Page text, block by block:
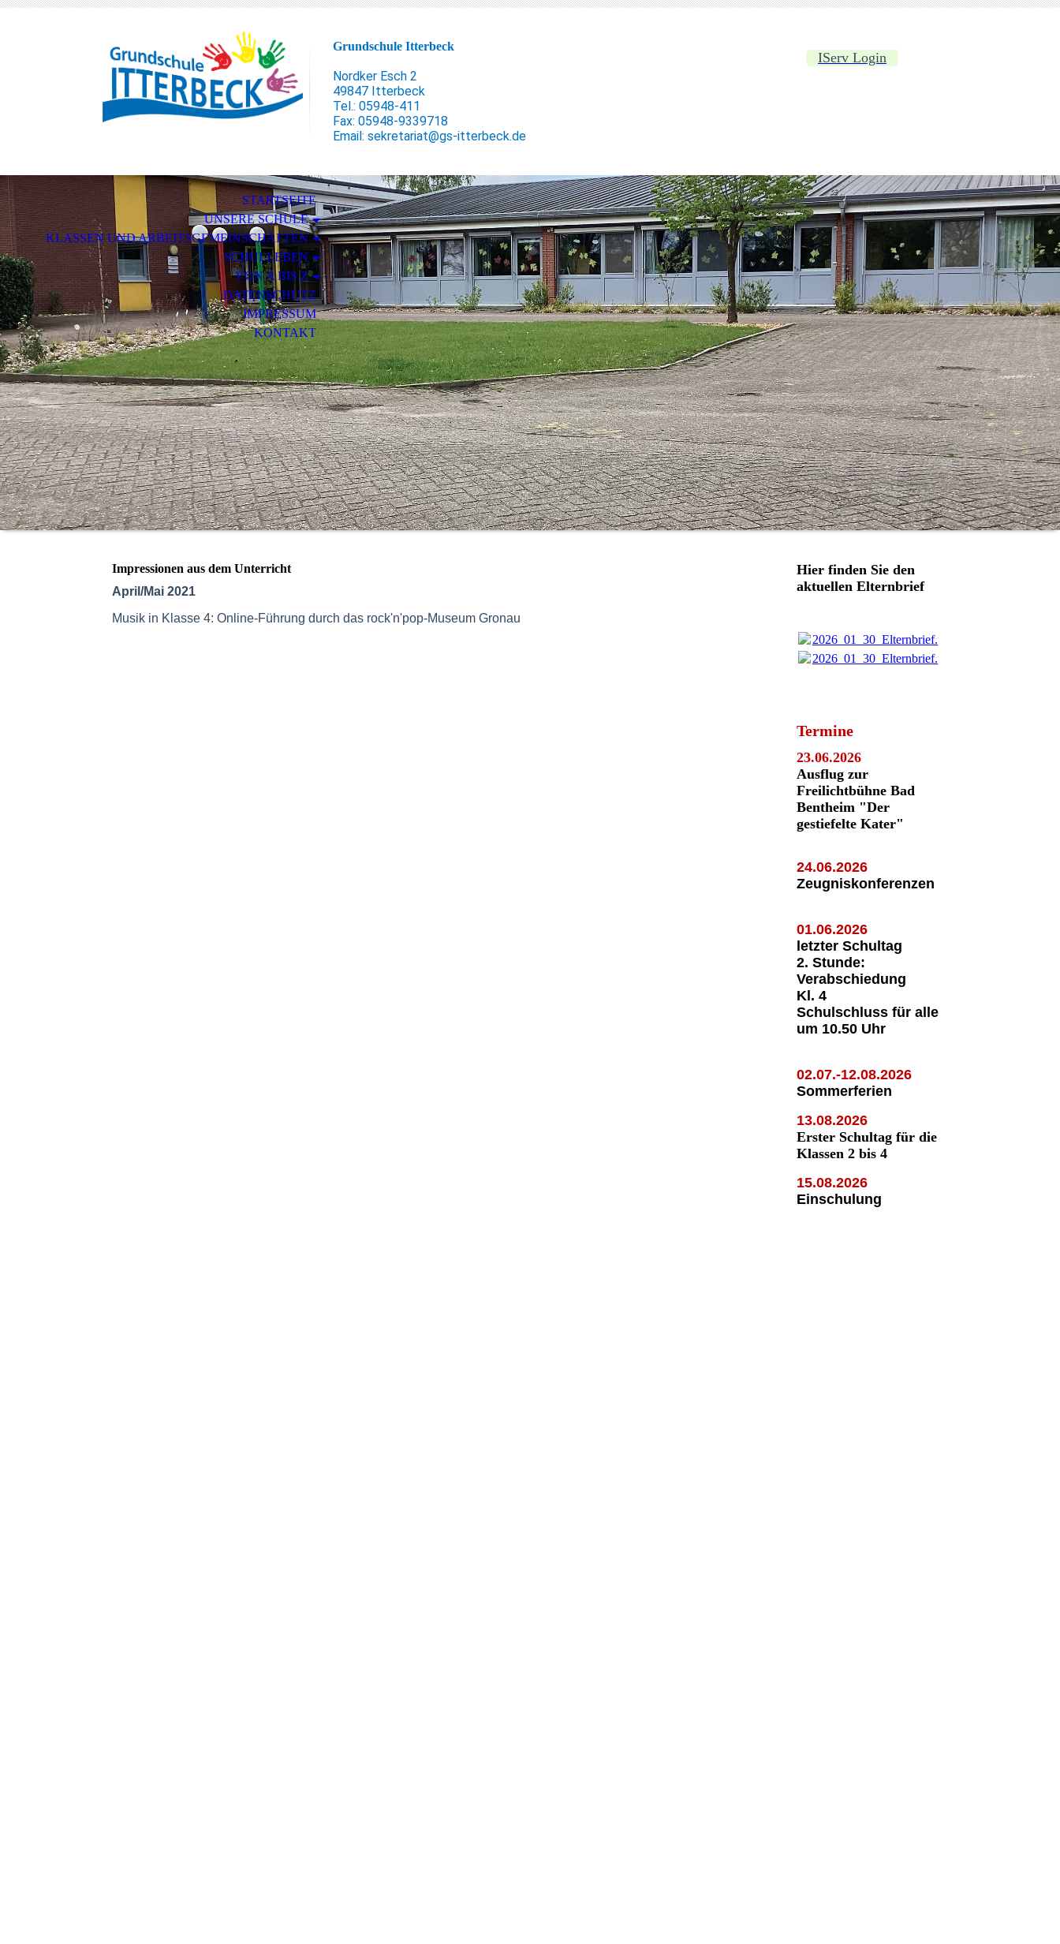
Grundschule Itterbeck
Nordker Esch 2
49847 Itterbeck
Tel.: 05948-411
Fax: 05948-9339718
Email: sekretariat@gs-itterbeck.de
IServ Login
STARTSEITE
UNSERE SCHULE
KLASSEN UND ARBEITSGEMEINSCHAFTEN
SCHULLEBEN
VON A BIS Z
DATENSCHUTZ
IMPRESSUM
KONTAKT
Impressionen aus dem Unterricht
April/Mai 2021
Musik in Klasse 4: Online-Führung durch das rock'n'pop-Museum Gronau
Hier finden Sie den
aktuellen Elternbrief
2026_01_30_Elternbrief.pdf
2026_01_30_Elternbrief.pdf
Termine
23.06.2026
Ausflug zur
Freilichtbühne Bad
Bentheim "Der
gestiefelte Kater"
24.06.2026
Zeugniskonferenzen
01.06.2026
letzter Schultag
2. Stunde:
Verabschiedung
Kl. 4
Schulschluss für alle
um 10.50 Uhr
02.07.-12.08.2026
Sommerferien
13.08.2026
Erster Schultag für die
Klassen 2 bis 4
15.08.2026
Einschulung